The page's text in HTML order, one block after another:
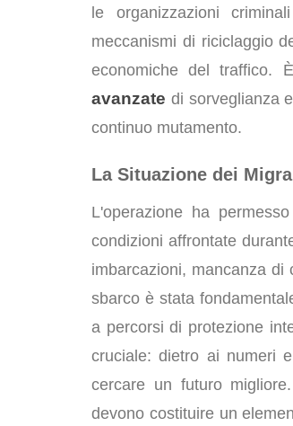
le organizzazioni
meccanismi di riciclaggio
economiche del traffico.
avanzate di sorveglianza
continuo mutamento.
La Situazione dei
L'operazione ha
condizioni affrontate
imbarcazioni, mancanza
sbarco è stata
a percorsi di protezione
cruciale: dietro ai numeri
cercare un futuro
devono costituire un